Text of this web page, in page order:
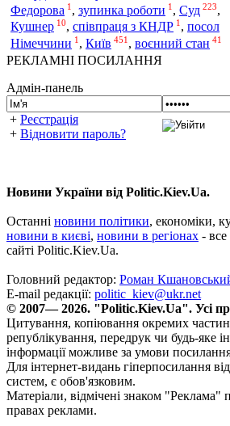
Федорова 1 , зупинка роботи 1 , Суд 223,
Кушнер 10, співпраця з КНДР 1, посол
Німеччини 1 , Київ 451 , воєнний стан 41
РЕКЛАМНІ ПОСИЛАННЯ
Адмін-панель
+ Реєстрація
+ Відновити пароль?
Новини України від Politic.Kiev.Ua.
Останні новини політики, економіки,
новини в києві, новини в регіонах -
сайті Politic.Kiev.Ua.
Головний редактор: Роман
E-mail редакції: politic_kiev@ukr.net
© 2007— 2026. "Politic.Kiev.Ua". Усі
Цитування, копіювання окремих частин
републікування, передрук чи будь-яке
інформації можливе за умови
Для інтернет-видань гіперпосилання
систем, є обов'язковим.
Матеріали, відмічені знаком "Реклама"
правах реклами.